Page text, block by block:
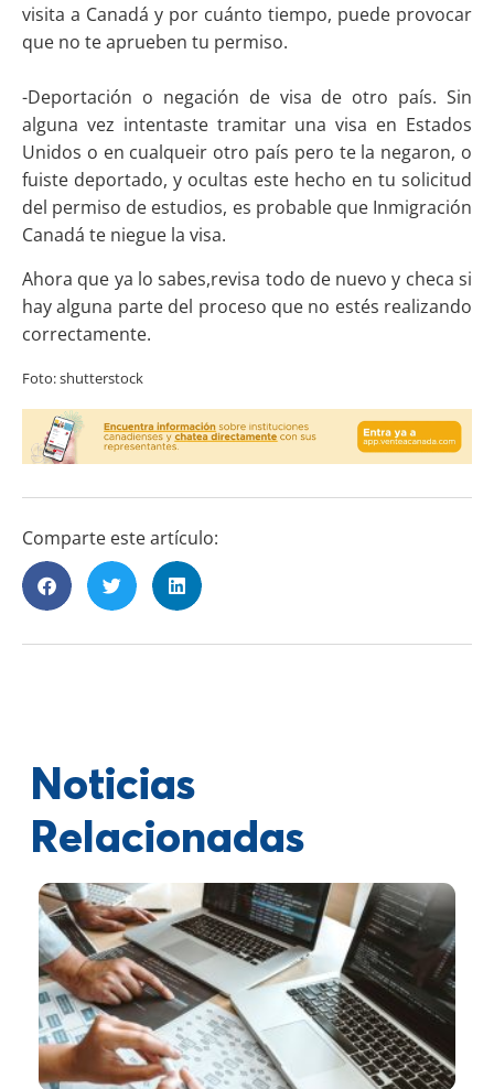
visita a Canadá y por cuánto tiempo, puede provocar
que no te aprueben tu permiso.
-Deportación o negación de visa de otro país. Sin
alguna vez intentaste tramitar una visa en Estados
Unidos o en cualqueir otro país pero te la negaron, o
fuiste deportado, y ocultas este hecho en tu solicitud
del permiso de estudios, es probable que Inmigración
Canadá te niegue la visa.
Ahora que ya lo sabes,revisa todo de nuevo y checa si
hay alguna parte del proceso que no estés realizando
correctamente.
Foto: shutterstock
Comparte este artículo:
Noticias
Relacionadas